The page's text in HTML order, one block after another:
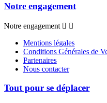
Notre engagement
Notre engagement  
Mentions légales
Conditions Générales de
Partenaires
Nous contacter
Tout pour se déplacer